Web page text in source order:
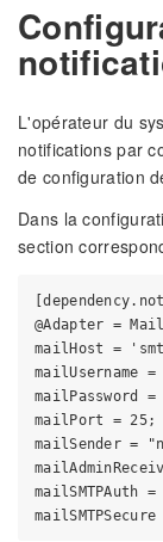
L'opérateur du
notifications par
de configuration
Dans la
section
@Adapter =
mailHost =
mailUsername
mailPassword
mailPort = 25;
mailSender =
mailSMTPAuth